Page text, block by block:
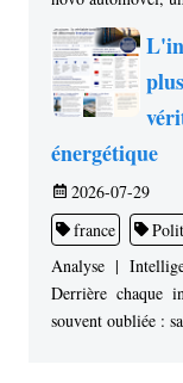
énergétique
2026-07-29
france
Analyse |
Derrière chaque
souvent oubliée :